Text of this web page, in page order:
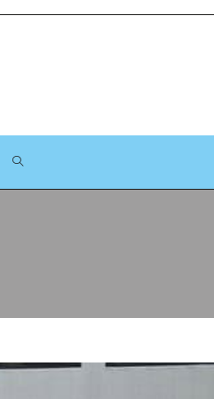
TOGGLE